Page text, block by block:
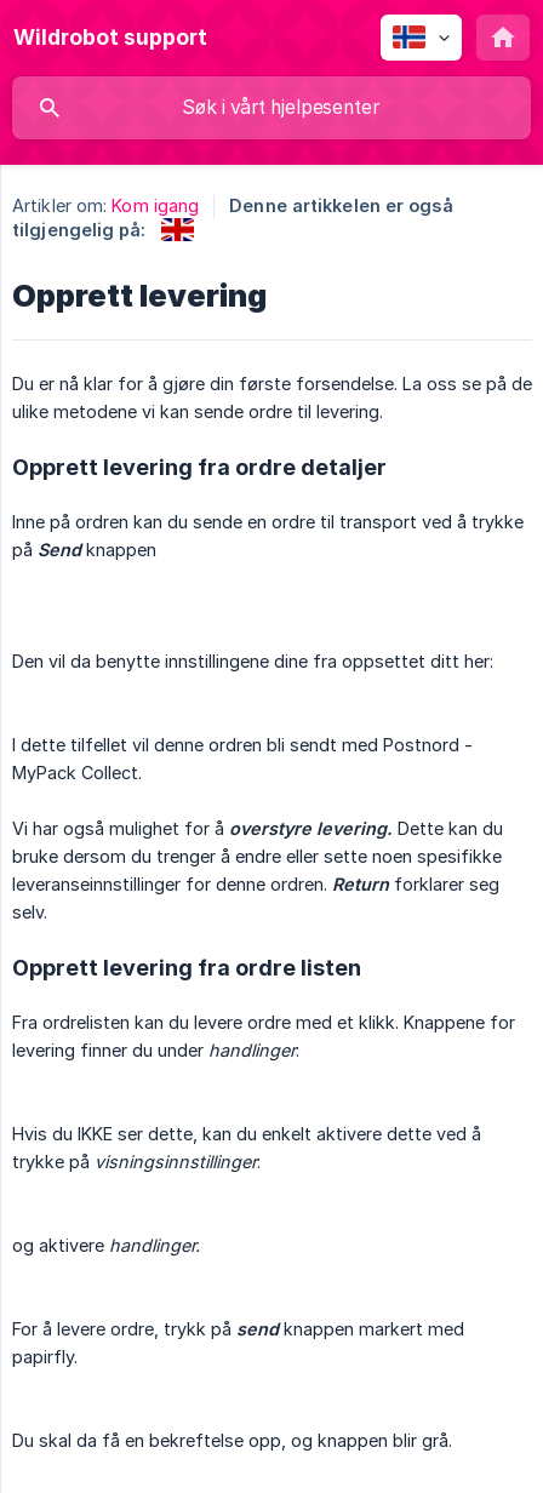
Wildrobot support
Artikler om: Kom igang
Denne artikkelen er også
tilgjengelig på:
Opprett levering
Du er nå klar for å gjøre din første forsendelse. La oss se på de
ulike metodene vi kan sende ordre til levering.
Opprett levering fra ordre detaljer
Inne på ordren kan du sende en ordre til transport ved å trykke
på Sendknappen
Den vil da benytte innstillingene dine fra oppsettet ditt her:
I dette tilfellet vil denne ordren bli sendt med Postnord -
MyPack Collect.
Vi har også mulighet for å overstyre levering. Dette kan du
bruke dersom du trenger å endre eller sette noen spesifikke
leveranseinnstillinger for denne ordren. Returnforklarer seg
selv.
Opprett levering fra ordre listen
Fra ordrelisten kan du levere ordre med et klikk. Knappene for
levering finner du under handlinger:
Hvis du IKKE ser dette, kan du enkelt aktivere dette ved å
trykke på visningsinnstillinger:
og aktivere handlinger.
For å levere ordre, trykk på sendknappen markert med
papirfly.
Du skal da få en bekreftelse opp, og knappen blir grå.